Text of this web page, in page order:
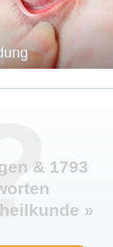
& 1793
»